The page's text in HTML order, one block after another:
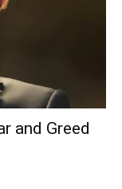
and Greed